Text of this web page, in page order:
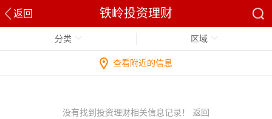
返回 铁岭投资理财
分类 区域
查看附近的信息
没有找到投资理财相关信息记录！ 返回